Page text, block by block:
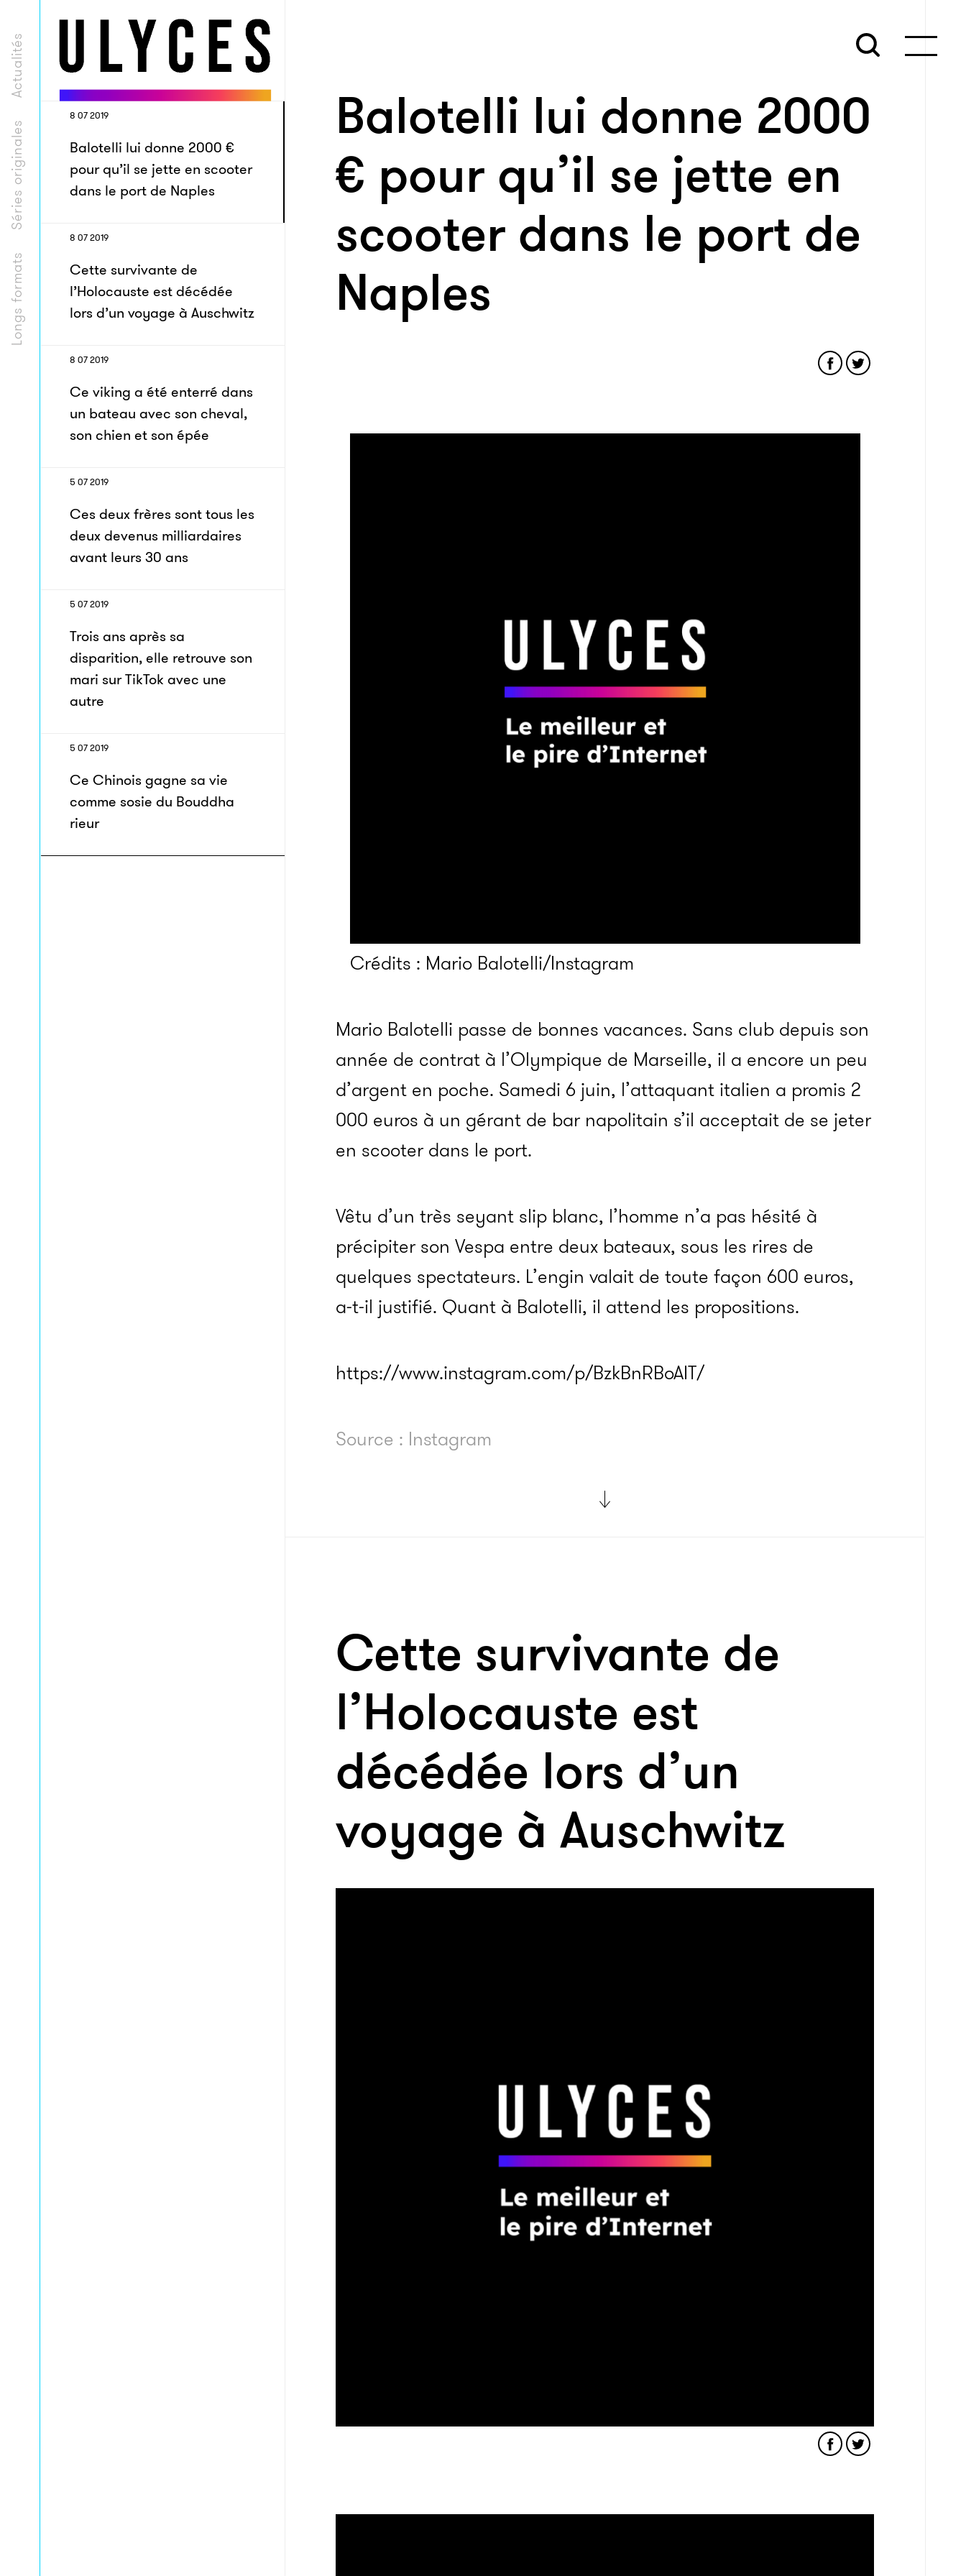
Longs formats
Séries originales
Actualités
8 07 2019
Balotelli lui donne 2000 €
pour qu’il se jette en scooter
dans le port de Naples
8 07 2019
Cette survivante de
l’Holocauste est décédée
lors d’un voyage à Auschwitz
8 07 2019
Ce viking a été enterré dans
un bateau avec son cheval,
son chien et son épée
5 07 2019
Ces deux frères sont tous les
deux devenus milliardaires
avant leurs 30 ans
5 07 2019
Trois ans après sa
disparition, elle retrouve son
mari sur TikTok avec une
autre
5 07 2019
Ce Chinois gagne sa vie
comme sosie du Bouddha
rieur
Balotelli lui donne 2000
€ pour qu’il se jette en
scooter dans le port de
Naples
Crédits : Mario Balotelli/Instagram
Mario Balotelli passe de bonnes vacances. Sans club depuis son
année de contrat à l’Olympique de Marseille, il a encore un peu
d’argent en poche. Samedi 6 juin, l’attaquant italien a promis 2
000 euros à un gérant de bar napolitain s’il acceptait de se jeter
en scooter dans le port.
Vêtu d’un très seyant slip blanc, l’homme n’a pas hésité à
précipiter son Vespa entre deux bateaux, sous les rires de
quelques spectateurs. L’engin valait de toute façon 600 euros,
a-t-il justifié. Quant à Balotelli, il attend les propositions.
https://www.instagram.com/p/BzkBnRBoAIT/
Source : Instagram
Cette survivante de
l’Holocauste est
décédée lors d’un
voyage à Auschwitz